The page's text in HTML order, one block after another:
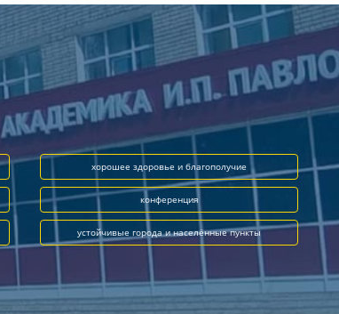
хорошее здоровье и благополучие
конференция
устойчивые города и населённые пункты